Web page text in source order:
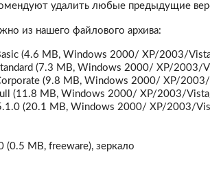
удалить любые предыдущие
из нашего файлового архива:
(4.6 MB, Windows 2000/ XP/2003/
(7.3 MB, Windows 2000/ XP/2003/
(9.8 MB, Windows 2000/ XP/
(11.8 MB, Windows 2000/ XP/2003/
(20.1 MB, Windows 2000/ XP/2003/
(0.5 MB, freeware), зеркало